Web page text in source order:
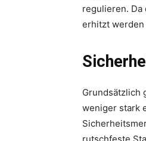
regulieren. Da
erhitzt werden
Grundsätzlich
weniger stark